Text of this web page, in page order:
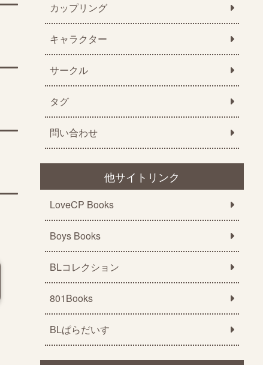
カップリング
キャラクター
サークル
タグ
問い合わせ
他サイトリンク
LoveCP Books
Boys Books
BLコレクション
801Books
BLぱらだいす